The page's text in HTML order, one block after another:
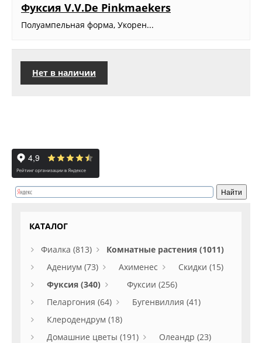
Фуксия V.V.De Pinkmaekers
Полуампельная форма, Укорен...
Нет в наличии
КАТАЛОГ
Фиалка (813)
Комнатные растения (1011)
Адениум (73)
Ахименес
Скидки (15)
Фуксия (340)
Фуксии (256)
Пеларгония (64)
Бугенвиллия (41)
Клеродендрум (18)
Домашние цветы (191)
Олеандр (23)